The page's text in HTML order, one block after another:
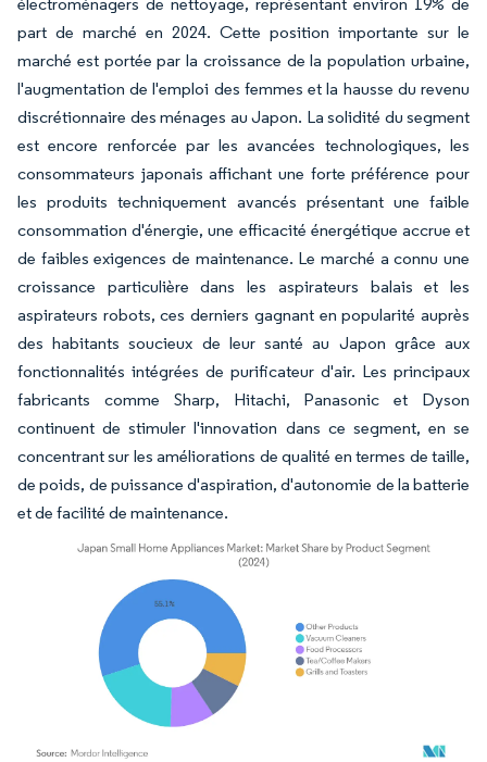
électroménagers de nettoyage, représentant environ 19% de
part de marché en 2024. Cette position importante sur le
marché est portée par la croissance de la population urbaine,
l'augmentation de l'emploi des femmes et la hausse du revenu
discrétionnaire des ménages au Japon. La solidité du segment
est encore renforcée par les avancées technologiques, les
consommateurs japonais affichant une forte préférence pour
les produits techniquement avancés présentant une faible
consommation d'énergie, une efficacité énergétique accrue et
de faibles exigences de maintenance. Le marché a connu une
croissance particulière dans les aspirateurs balais et les
aspirateurs robots, ces derniers gagnant en popularité auprès
des habitants soucieux de leur santé au Japon grâce aux
fonctionnalités intégrées de purificateur d'air. Les principaux
fabricants comme Sharp, Hitachi, Panasonic et Dyson
continuent de stimuler l'innovation dans ce segment, en se
concentrant sur les améliorations de qualité en termes de taille,
de poids, de puissance d'aspiration, d'autonomie de la batterie
et de facilité de maintenance.